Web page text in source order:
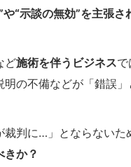
“示談の無効”を主張さ
ど施術を伴うビジネスで
の不備などが「錯誤
判に…」とならないた
きか？